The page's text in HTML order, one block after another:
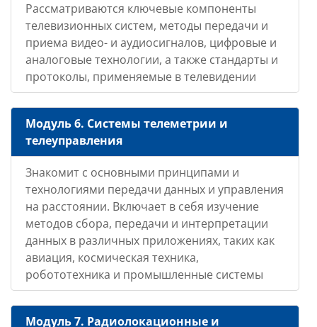
Рассматриваются ключевые компоненты
телевизионных систем, методы передачи и
приема видео- и аудиосигналов, цифровые и
аналоговые технологии, а также стандарты и
протоколы, применяемые в телевидении
Модуль 6. Системы телеметрии и
телеуправления
Знакомит с основными принципами и
технологиями передачи данных и управления
на расстоянии. Включает в себя изучение
методов сбора, передачи и интерпретации
данных в различных приложениях, таких как
авиация, космическая техника,
робототехника и промышленные системы
Модуль 7. Радиолокационные и